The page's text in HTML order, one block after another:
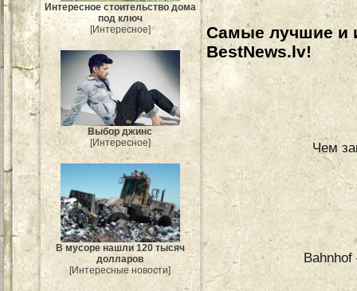
Интересное стоительство дома
под ключ
[Интересное]
Выбор джинс
[Интересное]
В мусоре нашли 120 тысяч
долларов
[Интересные новости]
Самые лучшие и
BestNews.lv!
Чем